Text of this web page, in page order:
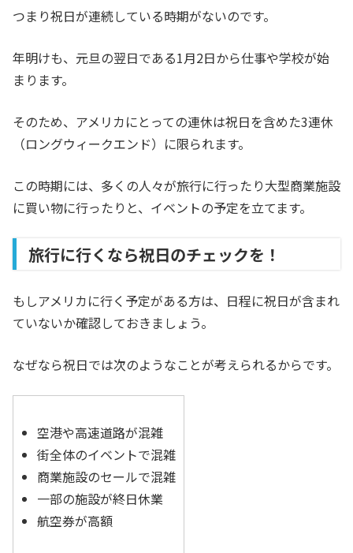
つまり祝日が連続している時期がないのです。
年明けも、元旦の翌日である1月2日から仕事や学校が始
まります。
そのため、アメリカにとっての連休は祝日を含めた3連休
（ロングウィークエンド）に限られます。
この時期には、多くの人々が旅行に行ったり大型商業施設
に買い物に行ったりと、イベントの予定を立てます。
旅行に行くなら祝日のチェックを！
もしアメリカに行く予定がある方は、日程に祝日が含まれ
ていないか確認しておきましょう。
なぜなら祝日では次のようなことが考えられるからです。
空港や高速道路が混雑
街全体のイベントで混雑
商業施設のセールで混雑
一部の施設が終日休業
航空券が高額